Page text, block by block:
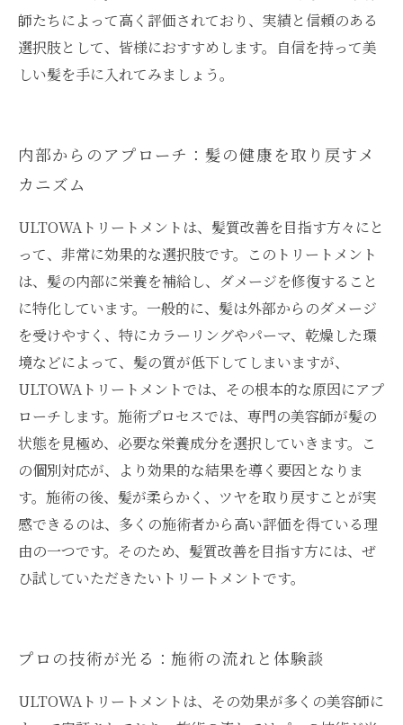
師たちによって高く評価されており、実績と信頼のある
選択肢として、皆様におすすめします。自信を持って美
しい髪を手に入れてみましょう。
内部からのアプローチ：髪の健康を取り戻すメ
カニズム
ULTOWAトリートメントは、髪質改善を目指す方々にと
って、非常に効果的な選択肢です。このトリートメント
は、髪の内部に栄養を補給し、ダメージを修復すること
に特化しています。一般的に、髪は外部からのダメージ
を受けやすく、特にカラーリングやパーマ、乾燥した環
境などによって、髪の質が低下してしまいますが、
ULTOWAトリートメントでは、その根本的な原因にアプ
ローチします。施術プロセスでは、専門の美容師が髪の
状態を見極め、必要な栄養成分を選択していきます。こ
の個別対応が、より効果的な結果を導く要因となりま
す。施術の後、髪が柔らかく、ツヤを取り戻すことが実
感できるのは、多くの施術者から高い評価を得ている理
由の一つです。そのため、髪質改善を目指す方には、ぜ
ひ試していただきたいトリートメントです。
プロの技術が光る：施術の流れと体験談
ULTOWAトリートメントは、その効果が多くの美容師に